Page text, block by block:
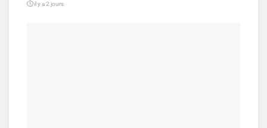
il y a 2 jours